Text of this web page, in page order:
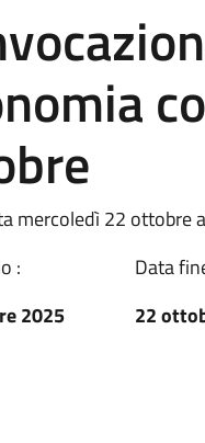
mercoledì 22 ottobre
:
2025
Data
22